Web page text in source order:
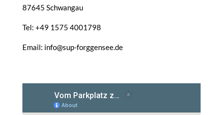
87645 Schwangau
Tel: +49 1575 4001798
Email: info@sup-forggensee.de